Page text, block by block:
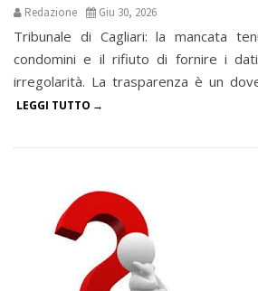
Redazione Giu 30, 2026
Tribunale di Cagliari: la mancata
condomini e il rifiuto di fornire i
irregolarità. La trasparenza è un
LEGGI TUTTO